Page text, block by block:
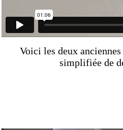
Voici les deux
simplifiée de